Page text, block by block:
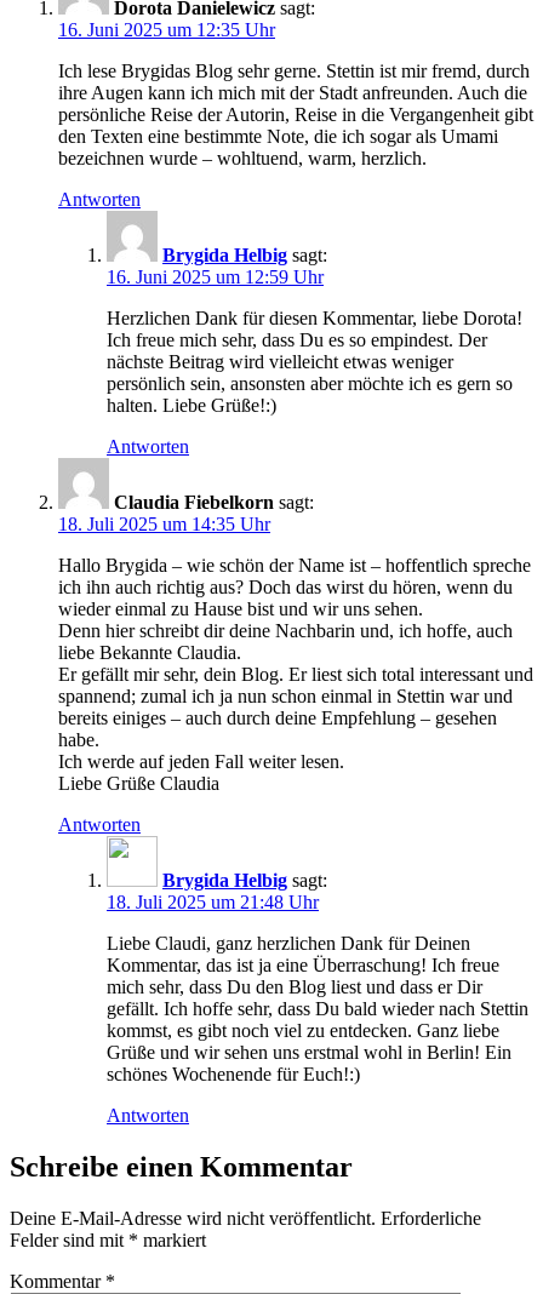
Dorota Danielewicz sagt:
16. Juni 2025 um 12:35 Uhr
Ich lese Brygidas Blog sehr gerne. Stettin ist mir fremd, durch
ihre Augen kann ich mich mit der Stadt anfreunden. Auch die
persönliche Reise der Autorin, Reise in die Vergangenheit gibt
den Texten eine bestimmte Note, die ich sogar als Umami
bezeichnen wurde – wohltuend, warm, herzlich.
Antworten
Brygida Helbig sagt:
16. Juni 2025 um 12:59 Uhr
Herzlichen Dank für diesen Kommentar, liebe Dorota!
Ich freue mich sehr, dass Du es so empindest. Der
nächste Beitrag wird vielleicht etwas weniger
persönlich sein, ansonsten aber möchte ich es gern so
halten. Liebe Grüße!:)
Antworten
Claudia Fiebelkorn sagt:
18. Juli 2025 um 14:35 Uhr
Hallo Brygida – wie schön der Name ist – hoffentlich spreche
ich ihn auch richtig aus? Doch das wirst du hören, wenn du
wieder einmal zu Hause bist und wir uns sehen.
Denn hier schreibt dir deine Nachbarin und, ich hoffe, auch
liebe Bekannte Claudia.
Er gefällt mir sehr, dein Blog. Er liest sich total interessant und
spannend; zumal ich ja nun schon einmal in Stettin war und
bereits einiges – auch durch deine Empfehlung – gesehen
habe.
Ich werde auf jeden Fall weiter lesen.
Liebe Grüße Claudia
Antworten
Brygida Helbig sagt:
18. Juli 2025 um 21:48 Uhr
Liebe Claudi, ganz herzlichen Dank für Deinen
Kommentar, das ist ja eine Überraschung! Ich freue
mich sehr, dass Du den Blog liest und dass er Dir
gefällt. Ich hoffe sehr, dass Du bald wieder nach Stettin
kommst, es gibt noch viel zu entdecken. Ganz liebe
Grüße und wir sehen uns erstmal wohl in Berlin! Ein
schönes Wochenende für Euch!:)
Antworten
Schreibe einen Kommentar
Deine E-Mail-Adresse wird nicht veröffentlicht. Erforderliche
Felder sind mit * markiert
Kommentar *